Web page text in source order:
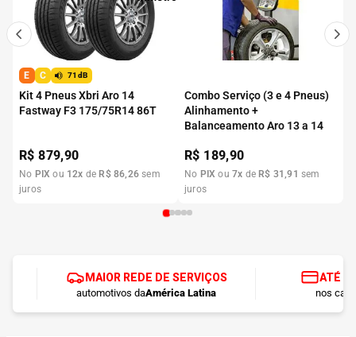
E C 71dB
Kit 4 Pneus Xbri Aro 14
Fastway F3 175/75R14 86T
R$879,90
No PIX ou 12x de R$ 86,26 sem
juros
Combo Serviço (3 e 4 Pneus)
Alinhamento +
Balanceamento Aro 13 a 14
R$ 189,90
No PIX ou7x de R$ 31 ,91 sem
juros
MAIOR REDE DE SERVIÇOS
automotivos daAmérica Latina
ATÉ
nos